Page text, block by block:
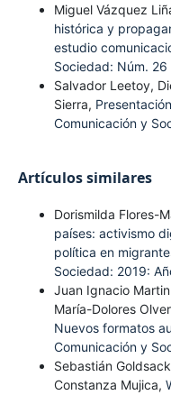
Miguel Vázquez
histórica y
estudio
Sociedad: Núm. 26
Salvador Leetoy,
Sierra,
Comunicación y
Artículos similares
Dorismilda Flores-
países: activismo
política en
Sociedad: 2019:
Juan Ignacio
María-Dolores
Nuevos formatos
Comunicación y
Sebastián
Constanza Mujica,